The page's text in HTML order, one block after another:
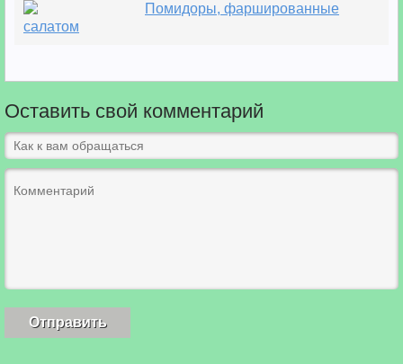
Помидоры, фаршированные
салатом
Оставить свой комментарий